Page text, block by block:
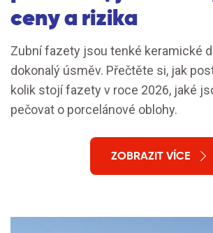
ceny a rizika
Zubní fazety jsou tenké keramické
dokonalý úsměv. Přečtěte si, jak
kolik stojí fazety v roce 2026, jaké
pečovat o porcelánové oblohy.
ZOBRAZIT VÍCE